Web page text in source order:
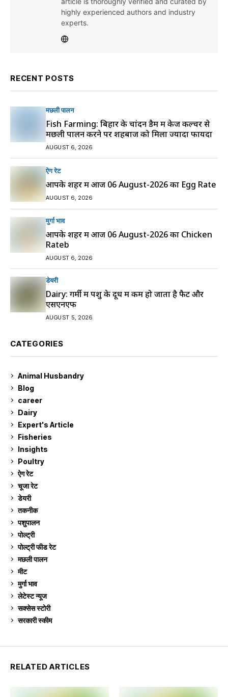
highly experienced authors and industry
experts.
RECENT POSTS
मछली पालन
Fish Farming: बिहार के चांदन डैम में केज कल्चर से
मछली पालन करने पर शहबाज को मिला ज्यादा फायदा
AUGUST 6, 2026
ऐग रेट
आपके शहर में आज 06 August-2026 का Egg Rate
AUGUST 6, 2026
मुर्गा भाव
आपके शहर में आज 06 August-2026 का Chicken
Rateb
AUGUST 6, 2026
डेयरी
Dairy: गर्मी में पशु के दूध में कम हो जाता है फैट और
एसएनएफ
AUGUST 5, 2026
CATEGORIES
Animal Husbandry
Blog
career
Dairy
Expert's Article
Fisheries
Insights
Poultry
ऐग रेट
चूजा रेट
डेयरी
तकनीक
पशुपालन
पोल्ट्री
पोल्ट्री फीड रेट
मछली पालन
मीट
मुर्गा भाव
लेटेस्ट न्यूज
सक्सेस स्टो‍री
सरकारी स्की‍म
RELATED ARTICLES